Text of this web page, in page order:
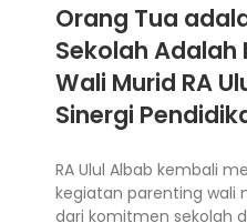
Orang Tua
Sekolah Adalah
Wali Murid RA
Sinergi
RA Ulul Albab kembali
kegiatan parenting wali
dari komitmen sekolah